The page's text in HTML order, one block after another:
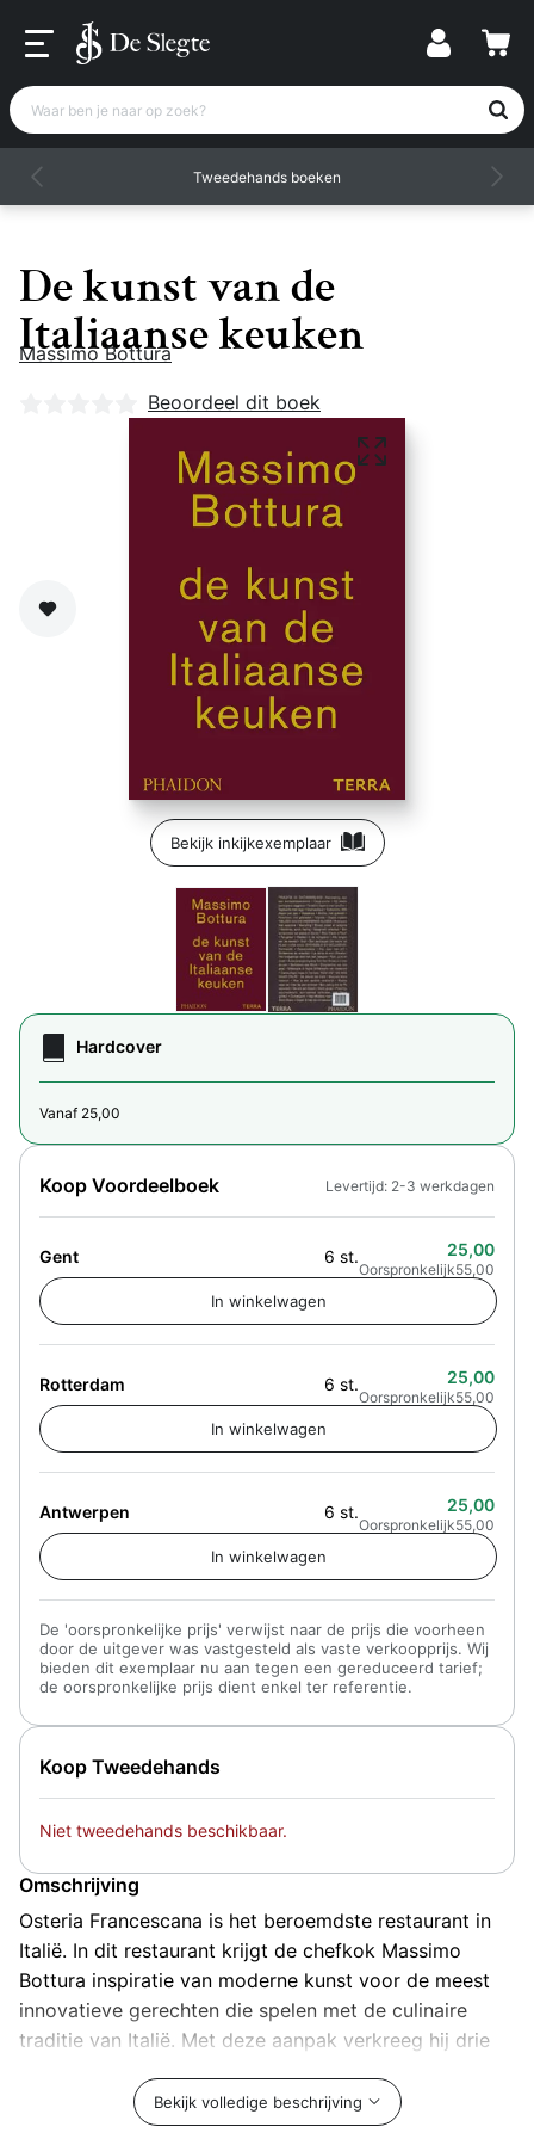
Waar ben je naar op zoek?
Tweedehands boeken
De kunst van de
Italiaanse keuken
Massimo Bottura
Nog geen beoordelingen
Beoordeel dit boek
Zet op verlanglijst
Bekijk inkijkexemplaar
Hardcover
Vanaf 25,00
Koop Tweedehands
Niet tweedehands beschikbaar.
Koop Voordeelboek
Gent 6 st.
Oorspronkelijk55,00
25,00
Rotterdam 6 st.
Oorspronkelijk55,00
25,00
Antwerpen 6 st.
Oorspronkelijk55,00
25,00
De 'oorspronkelijke prijs' verwijst naar de prijs die voorheen
door de uitgever was vastgesteld als vaste verkoopprijs. Wij
bieden dit exemplaar nu aan tegen een gereduceerd tarief;
de oorspronkelijke prijs dient enkel ter referentie.
Levertijd: 2-3 werkdagen
Omschrijving
Osteria Francescana is het beroemdste restaurant in
Italië. In dit restaurant krijgt de chefkok Massimo
Bottura inspiratie van moderne kunst voor de meest
innovatieve gerechten die spelen met de culinaire
traditie van Italië. Met deze aanpak verkreeg hij drie
lijst van 50 Beste Restaurants.
Bekijk volledige beschrijving